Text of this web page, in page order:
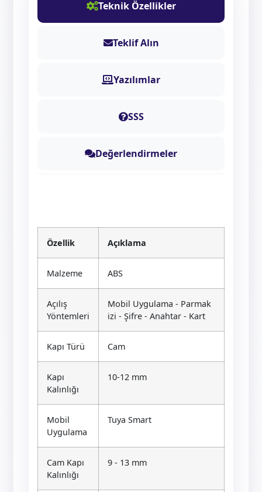
Teknik Özellikler
Teklif Alın
Yazılımlar
SSS
Değerlendirmeler
Özellik Açıklama
Malzeme ABS
Açılış
Yöntemleri
Mobil Uygulama - Parmak
izi - Şifre - Anahtar - Kart
Kapı Türü Cam
Kapı
Kalınlığı
10-12 mm
Mobil
Uygulama
Tuya Smart
Cam Kapı
Kalınlığı
9 - 13 mm